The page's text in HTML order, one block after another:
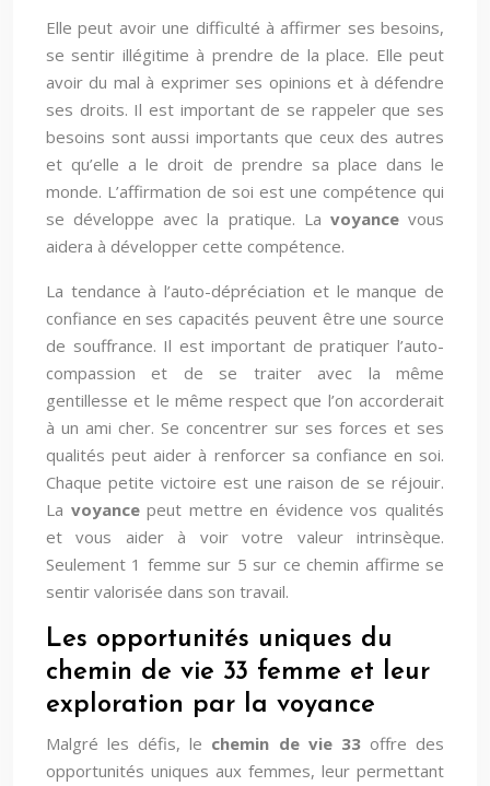
Elle peut avoir une difficulté à affirmer ses besoins,
se sentir illégitime à prendre de la place. Elle peut
avoir du mal à exprimer ses opinions et à défendre
ses droits. Il est important de se rappeler que ses
besoins sont aussi importants que ceux des autres
et qu’elle a le droit de prendre sa place dans le
monde. L’affirmation de soi est une compétence qui
se développe avec la pratique. La voyancevous
aidera à développer cette compétence.
La tendance à l’auto-dépréciation et le manque de
confiance en ses capacités peuvent être une source
de souffrance. Il est important de pratiquer l’auto-
compassion et de se traiter avec la même
gentillesse et le même respect que l’on accorderait
à un ami cher. Se concentrer sur ses forces et ses
qualités peut aider à renforcer sa confiance en soi.
Chaque petite victoire est une raison de se réjouir.
La voyancepeut mettre en évidence vos qualités
et vous aider à voir votre valeur intrinsèque.
Seulement 1 femme sur 5 sur ce chemin affirme se
sentir valorisée dans son travail.
Les opportunités uniques du
chemin de vie 33 femme et leur
exploration par la voyance
Malgré les défis, le chemin de vie 33 offre des
opportunités uniques aux femmes, leur permettant